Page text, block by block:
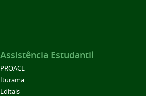
Assistência Estudantil
PROACE
Iturama
Editais